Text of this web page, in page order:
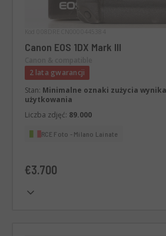
Canon EOS 1DX Mark III
2 lata gwarancji
Stan: Minimalne oznaki zużycia
użytkowania
Liczba zdjęć: 89.000
RCE Foto - Milano Lainate
€3.700